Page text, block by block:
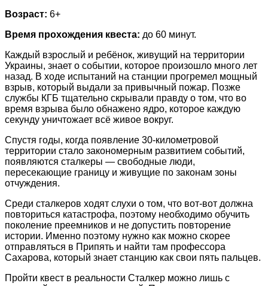
Возраст: 6+
Время прохождения квеста: до 60 минут.
Каждый взрослый и ребёнок, живущий на территории
Украины, знает о событии, которое произошло много лет
назад. В ходе испытаний на станции прогремел мощный
взрыв, который выдали за привычный пожар. Позже
службы КГБ тщательно скрывали правду о том, что во
время взрыва было обнажено ядро, которое каждую
секунду уничтожает всё живое вокруг.
Спустя годы, когда появление 30-километровой
территории стало закономерным развитием событий,
появляются сталкеры — свободные люди,
пересекающие границу и живущие по законам зоны
отчуждения.
Среди сталкеров ходят слухи о том, что вот-вот должна
повториться катастрофа, поэтому необходимо обучить
поколение преемников и не допустить повторение
истории. Именно поэтому нужно как можно скорее
отправляться в Припять и найти там профессора
Сахарова, который знает станцию как свои пять пальцев.
Пройти квест в реальности Сталкер можно лишь с